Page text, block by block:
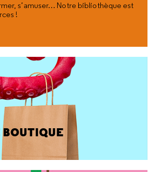
s’amuser… Notre bibliothèque est
!